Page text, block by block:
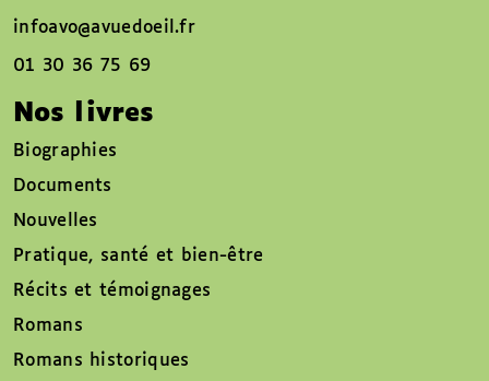
infoavo@avuedoeil.fr
01 30 36 75 69
Nos livres
Biographies
Documents
Nouvelles
Pratique, santé et bien-être
Récits et témoignages
Romans
Romans historiques